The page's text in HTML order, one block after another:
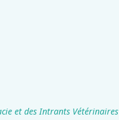
et des Intrants Vétérinaires